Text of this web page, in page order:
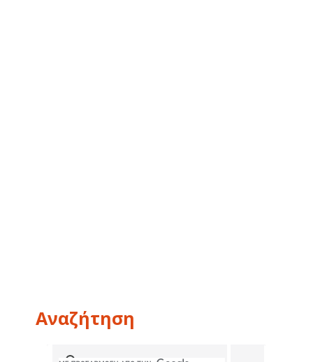
Αναζήτηση